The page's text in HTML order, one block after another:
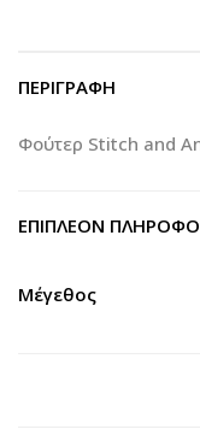
ΠΕΡΙΓΡΑΦΉ
Φούτερ Stitch and
ΕΠΙΠΛΈΟΝ
Μέγεθος